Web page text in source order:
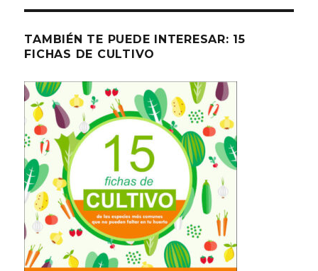
TAMBIÉN TE PUEDE INTERESAR: 15
FICHAS DE CULTIVO